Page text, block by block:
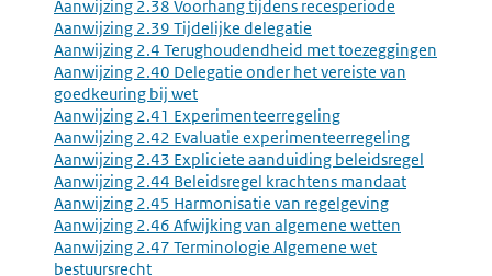
Aanwijzing 2.38 Voorhang tijdens recesperiode
Aanwijzing 2.39 Tijdelijke delegatie
Aanwijzing 2.4 Terughoudendheid met toezeggingen
Aanwijzing 2.40 Delegatie onder het vereiste van
goedkeuring bij wet
Aanwijzing 2.41 Experimenteerregeling
Aanwijzing 2.42 Evaluatie experimenteerregeling
Aanwijzing 2.43 Expliciete aanduiding beleidsregel
Aanwijzing 2.44 Beleidsregel krachtens mandaat
Aanwijzing 2.45 Harmonisatie van regelgeving
Aanwijzing 2.46 Afwijking van algemene wetten
Aanwijzing 2.47 Terminologie Algemene wet
bestuursrecht